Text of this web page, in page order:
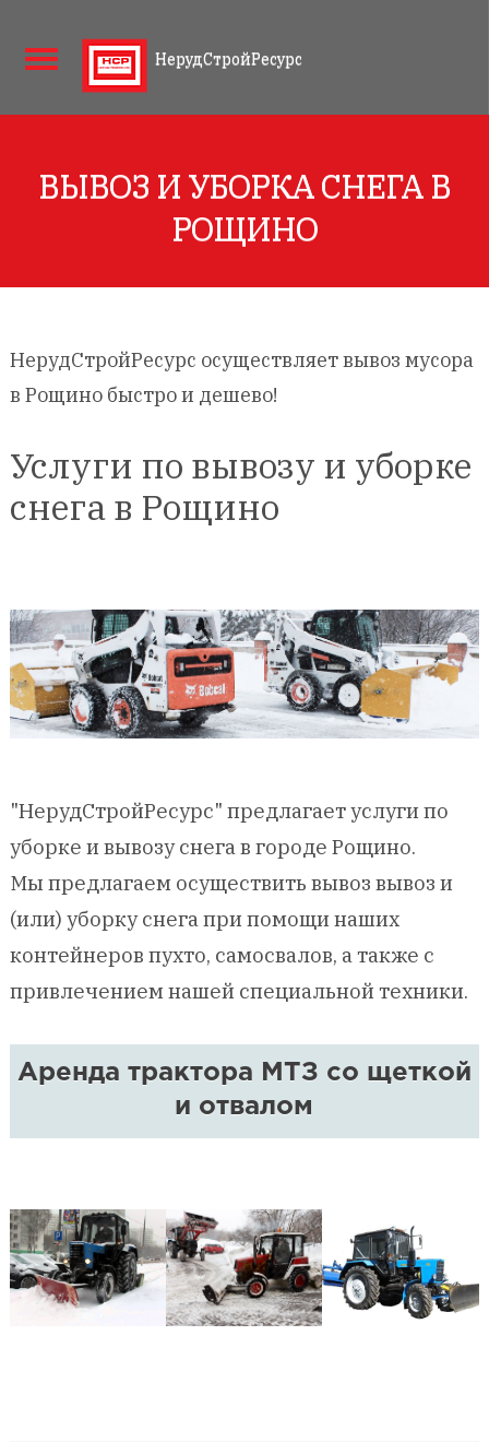
НерудСтройРесурс
ВЫВОЗ И УБОРКА СНЕГА В
РОЩИНО
НерудСтройРесурс осуществляет вывоз мусора
в Рощино быстро и дешево!
Услуги по вывозу и уборке
снега в Рощино
"НерудСтройРесурс" предлагает услуги по
уборке и вывозу снега в городе Рощино.
Мы предлагаем осуществить вывоз вывоз и
(или) уборку снега при помощи наших
контейнеров пухто, самосвалов, а также с
привлечением нашей специальной техники.
Аренда трактора МТЗ со щеткой
и отвалом